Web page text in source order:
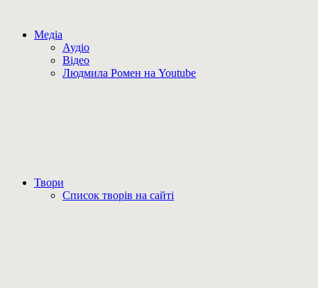
Медіа
Аудіо
Відео
Людмила Ромен на Youtube
Твори
Список творів на сайті